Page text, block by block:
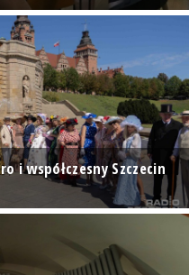
i współczesny Szczecin